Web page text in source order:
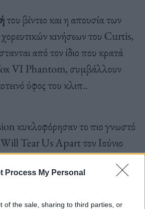
Process My Personal
of the sale, sharing to third parties, or
του βίντεο και η απουσία των
κινήσεων του Curtis,
από τον ίδιο που κρατά
VI Phantom, συμβάλλουν
ύφος του κλιπ..
κυκλοφόρησαν το πιο γνωστό
Tear Us Apart τον Ιούνιο
μόλις ένας μήνας μέχρι να
Ian Curtis, μόλις 23